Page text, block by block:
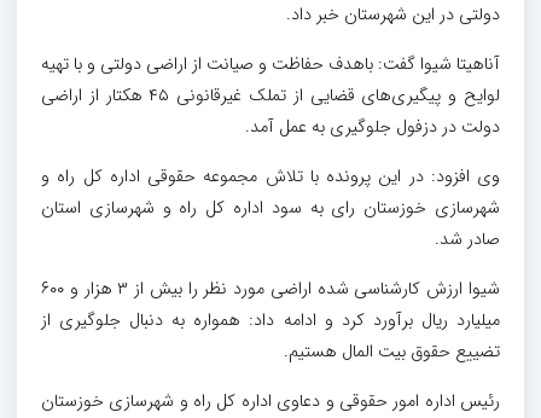
دولتی در این شهرستان خبر داد.
آناهیتا شیوا گفت: باهدف حفاظت و صیانت از اراضی دولتی و با تهیه
لوایح و پیگیری‌های قضایی از تملک غیرقانونی ۴۵ هکتار از اراضی
دولت در دزفول جلوگیری به عمل آمد.
وی افزود: در این پرونده با تلاش مجموعه حقوقی اداره کل راه و
شهرسازی خوزستان رای به سود اداره کل راه و شهرسازی استان
صادر شد.
شیوا ارزش کارشناسی شده اراضی مورد نظر را بیش از ۳ هزار و ۶۰۰
میلیارد ریال برآورد کرد و ادامه داد: همواره به دنبال جلوگیری از
تضییع حقوق بیت المال هستیم.
رئیس اداره امور حقوقی و دعاوی اداره کل راه و شهرسازی خوزستان